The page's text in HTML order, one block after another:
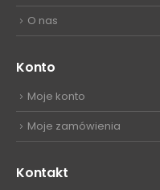
O nas
Konto
Moje konto
Moje zamówienia
Kontakt